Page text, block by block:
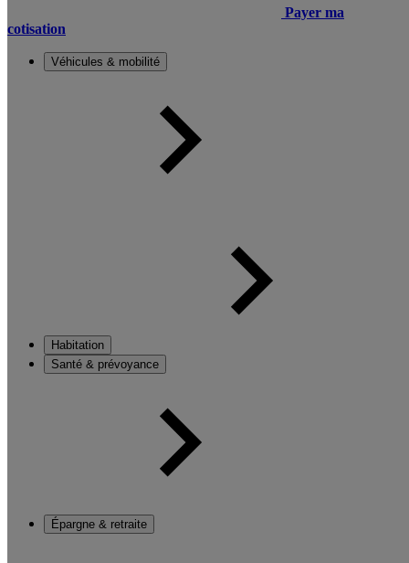
Payer ma
cotisation
Véhicules & mobilité
Habitation
Santé & prévoyance
Épargne & retraite